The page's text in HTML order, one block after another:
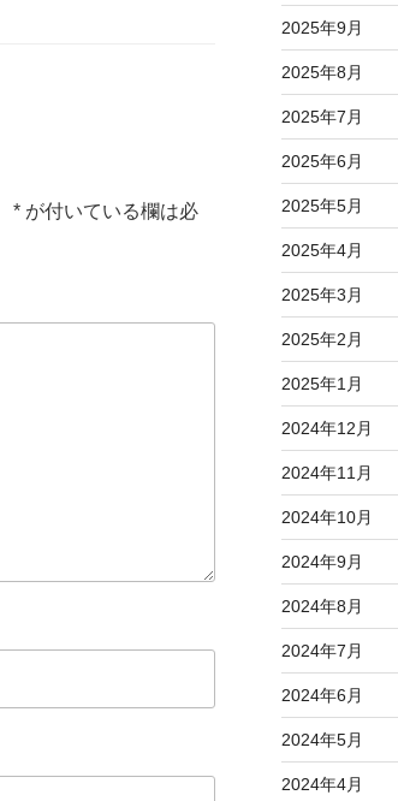
* が付いている欄は必
2025年9月
2025年8月
2025年7月
2025年6月
2025年5月
2025年4月
2025年3月
2025年2月
2025年1月
2024年12月
2024年11月
2024年10月
2024年9月
2024年8月
2024年7月
2024年6月
2024年5月
2024年4月